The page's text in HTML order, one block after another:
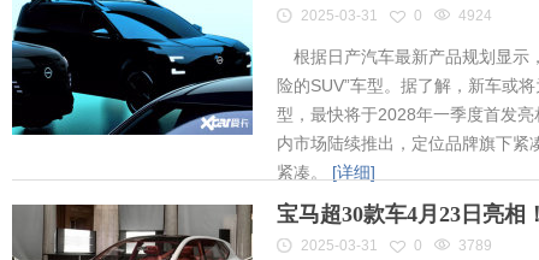
2025-03-31 0 4924
根据日产汽车最新产品规划显示
险的SUV”车型。据了解，新车或
型，最快将于2028年一季度首发
内市场陆续推出，定位品牌旗下紧
紧凑。 [详细]
宝马超30款车4月23日亮
2025-03-31 0 3789